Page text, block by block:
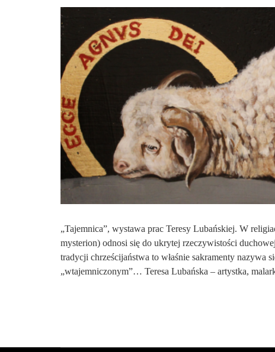
„Tajemnica”, wystawa prac Teresy Lubańskiej. W
mysterion) odnosi się do ukrytej rzeczywistości
tradycji chrześcijaństwa to właśnie sakramenty nazywa
„wtajemniczonym”… Teresa Lubańska – artystka,